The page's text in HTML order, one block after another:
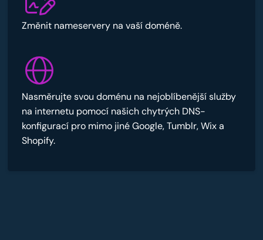
Změnit nameservery na vaší doméně.
Nasměrujte svou doménu na nejoblíbenější služby
na internetu pomocí našich chytrých DNS-
konfigurací pro mimo jiné Google, Tumblr, Wix a
Shopify.